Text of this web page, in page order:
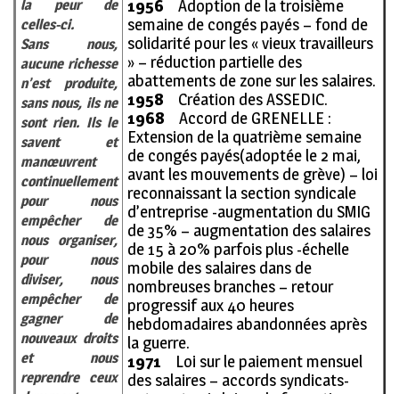
la peur de
celles-ci.
Sans nous,
aucune richesse
n’est produite,
sans nous, ils ne
sont rien. Ils le
savent et
manœuvrent
continuellement
pour nous
empêcher de
nous organiser,
pour nous
diviser, nous
empêcher de
gagner de
nouveaux droits
et nous
reprendre ceux
1956 Adoption de la troisième
semaine de congés payés – fond de
solidarité pour les « vieux travailleurs
» – réduction partielle des
abattements de zone sur les salaires.
1958 Création des ASSEDIC.
1968 Accord de GRENELLE :
Extension de la quatrième semaine
de congés payés(adoptée le 2 mai,
avant les mouvements de grève) – loi
reconnaissant la section syndicale
d’entreprise -augmentation du SMIG
de 35% – augmentation des salaires
de 15 à 20% parfois plus -échelle
mobile des salaires dans de
nombreuses branches – retour
progressif aux 40 heures
hebdomadaires abandonnées après
la guerre.
1971 Loi sur le paiement mensuel
des salaires – accords syndicats-